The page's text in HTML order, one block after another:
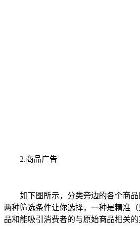
2.商品广告
如下图所示，分类旁边的各个商品
两种筛选条件让你选择，一种是精准
品和能吸引消费者的与原始商品相关